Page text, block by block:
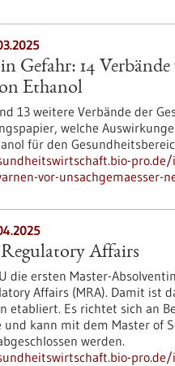
Gefahr: 14
Ethanol
13 weitere Verbände der
welche
für den
vor-unsachgemaesser-
Affairs
die ersten Master-
Affairs (MRA). Damit
etabliert. Es richtet sich an
kann mit dem Master of
werden.